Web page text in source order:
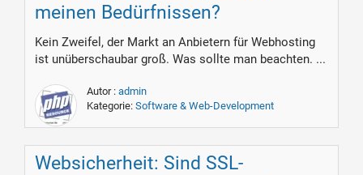
meinen Bedürfnissen?
Kein Zweifel, der Markt an Anbietern für Webhosting
ist unüberschaubar groß. Was sollte man beachten. ...
Autor : admin
Kategorie: Software & Web-Development
Websicherheit: Sind SSL-